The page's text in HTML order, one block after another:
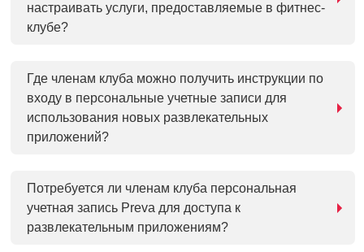
настраивать услуги, предоставляемые в фитнес-
клубе?
Где членам клуба можно получить инструкции по
входу в персональные учетные записи для
использования новых развлекательных
приложений?
Потребуется ли членам клуба персональная
учетная запись Preva для доступа к
развлекательным приложениям?